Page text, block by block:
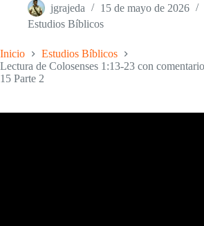
jgrajeda
15 de mayo de 2026
Estudios Bíblicos
Inicio
Estudios Bíblicos
Lectura de Colosenses 1:13-23 con
15 Parte 2